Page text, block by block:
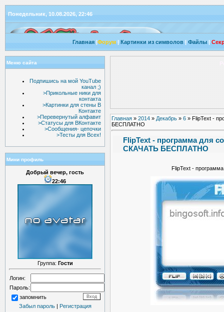
Понедельник, 10.08.2026, 22:46
Главная|Форум|Картинки из символов|Файлы|
Меню сайта
Подпишись на мой YouTube
канал ;)
>Прикольные ники для
контакта
>Картинки для стены В
Контакте
>Перевернутый алфавит
>Статусы для ВКонтакте
>Сообщения- цепочки
>Тесты для Всех!
Мини профиль
Добрый вечер, гость
22:46
Группа: Гости
Логин:
Пароль:
запомнить
Забыл пароль| Регистрация
Главная » 2014 » Декабрь » 6 » FlipText -
БЕСПЛАТНО
FlipText - программа для
СКАЧАТЬ БЕСПЛАТНО
FlipText - программа